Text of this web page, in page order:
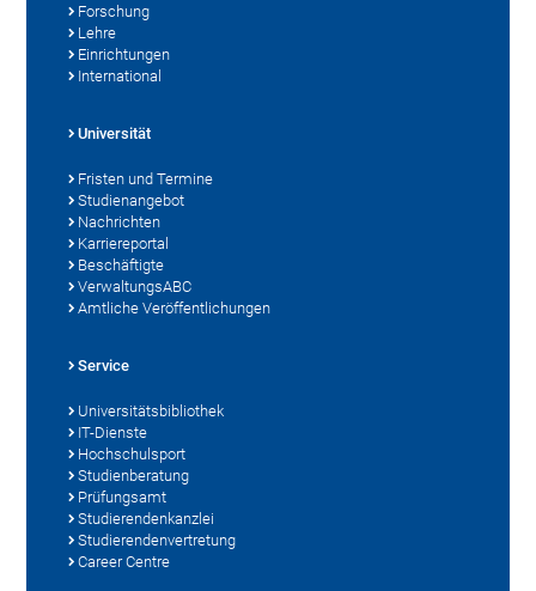
Forschung
Lehre
Einrichtungen
International
Universität
Fristen und Termine
Studienangebot
Nachrichten
Karriereportal
Beschäftigte
VerwaltungsABC
Amtliche Veröffentlichungen
Service
Universitätsbibliothek
IT-Dienste
Hochschulsport
Studienberatung
Prüfungsamt
Studierendenkanzlei
Studierendenvertretung
Career Centre